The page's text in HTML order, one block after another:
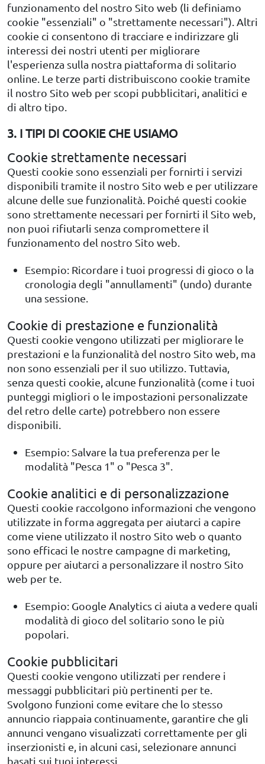
funzionamento del nostro Sito web (li definiamo
cookie "essenziali" o "strettamente necessari"). Altri
cookie ci consentono di tracciare e indirizzare gli
interessi dei nostri utenti per migliorare
l'esperienza sulla nostra piattaforma di solitario
online. Le terze parti distribuiscono cookie tramite
il nostro Sito web per scopi pubblicitari, analitici e
di altro tipo.
3. I TIPI DI COOKIE CHE USIAMO
Cookie strettamente necessari
Questi cookie sono essenziali per fornirti i servizi
disponibili tramite il nostro Sito web e per utilizzare
alcune delle sue funzionalità. Poiché questi cookie
sono strettamente necessari per fornirti il Sito web,
non puoi rifiutarli senza compromettere il
funzionamento del nostro Sito web.
Esempio: Ricordare i tuoi progressi di gioco o la
cronologia degli "annullamenti" (undo) durante
una sessione.
Cookie di prestazione e funzionalità
Questi cookie vengono utilizzati per migliorare le
prestazioni e la funzionalità del nostro Sito web, ma
non sono essenziali per il suo utilizzo. Tuttavia,
senza questi cookie, alcune funzionalità (come i tuoi
punteggi migliori o le impostazioni personalizzate
del retro delle carte) potrebbero non essere
disponibili.
Esempio: Salvare la tua preferenza per le
modalità "Pesca 1" o "Pesca 3".
Cookie analitici e di personalizzazione
Questi cookie raccolgono informazioni che vengono
utilizzate in forma aggregata per aiutarci a capire
come viene utilizzato il nostro Sito web o quanto
sono efficaci le nostre campagne di marketing,
oppure per aiutarci a personalizzare il nostro Sito
web per te.
Esempio: Google Analytics ci aiuta a vedere quali
modalità di gioco del solitario sono le più
popolari.
Cookie pubblicitari
Questi cookie vengono utilizzati per rendere i
messaggi pubblicitari più pertinenti per te.
Svolgono funzioni come evitare che lo stesso
annuncio riappaia continuamente, garantire che gli
annunci vengano visualizzati correttamente per gli
inserzionisti e, in alcuni casi, selezionare annunci
basati sui tuoi interessi.